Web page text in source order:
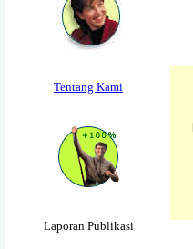
Tentang Kami
Laporan Publikasi